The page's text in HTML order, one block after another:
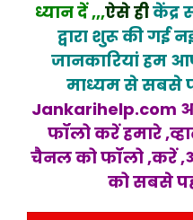
ध्यान दें ,,,ऐसे हीकेंद्र
द्वारा शुरू की गई
जानकारियां हम
माध्यम से सबसे
Jankarihelp.com
फॉलो करें हमारे
चैनल को फॉलो ,करें
को सबसे प